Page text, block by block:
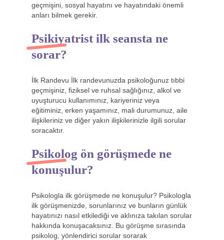
geçmişini, sosyal hayatını ve hayatındaki önemli
anları bilmek gerekir.
Psikiyatrist ilk seansta ne
sorar?
İlk Randevu İlk randevunuzda psikoloğunuz tıbbi
geçmişiniz, fiziksel ve ruhsal sağlığınız, alkol ve
uyuşturucu kullanımınız, kariyeriniz veya
eğitiminiz, erken yaşamınız, mali durumunuz, aile
ilişkileriniz ve diğer yakın ilişkilerinizle ilgili sorular
soracaktır.
Psikolog ön görüşmede ne
konuşulur?
Psikologla ilk görüşmede ne konuşulur? Psikologla
ilk görüşmenizde, sorunlarınız ve bunların günlük
hayatınızı nasıl etkilediği ve aklınıza takılan sorular
hakkında konuşacaksınız. Bu görüşme sırasında
psikolog, yönlendirici sorular sorarak